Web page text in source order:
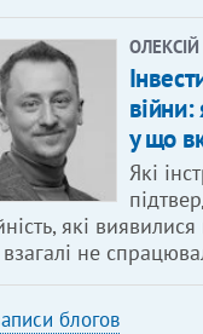
війни:
у що
Які
які
взагалі не
блогов